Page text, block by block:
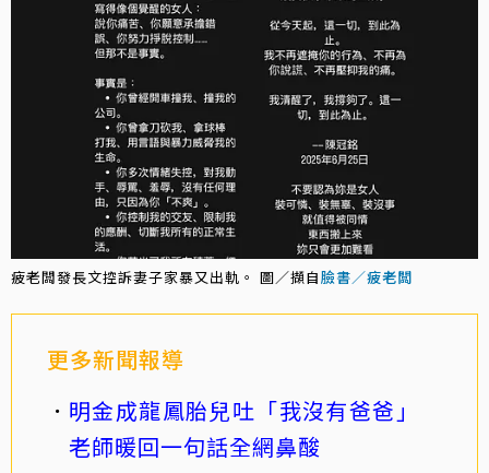
疲老闆發長文控訴妻子家暴又出軌。 圖／擷自臉書／疲老闆
更多新聞報導
明金成龍鳳胎兒吐「我沒有爸爸」
老師暖回一句話全網鼻酸